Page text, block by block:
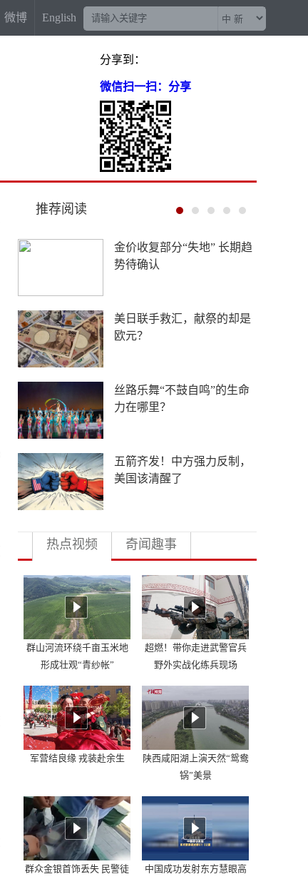
微博 English
分享到：
微信扫一扫：分享
推荐阅读
西藏寄宿制是托举高原少年
的光，不是西方脑补的“牢
中新网评：AI不能成为企业
低俗营销的“背锅侠”
导弹库存见底，美军急于研
发射程1800公里巨炮
中外合作办学提速扩围，国
际高校押注中国未来
热点视频 奇闻趣事
群山河流环绕千亩玉米地
形成壮观“青纱帐”
超燃！带你走进武警官兵
野外实战化练兵现场
军营结良缘 戎装赴余生
陕西咸阳湖上演天然“鸳鸯
锅”美景
群众金银首饰丢失 民警徒
中国成功发射东方慧眼高